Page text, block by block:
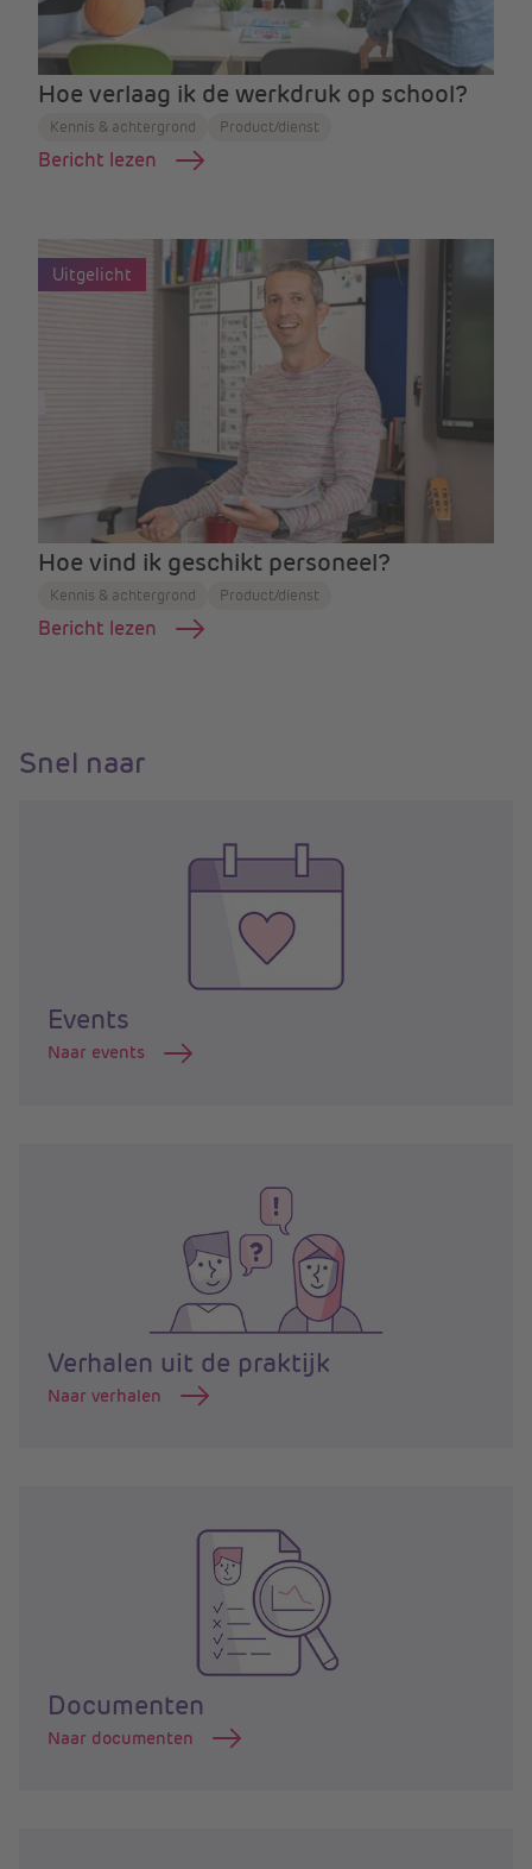
Hoe verlaag ik de werkdruk op school?
Kennis & achtergrond Product/dienst
Bericht lezen
Uitgelicht
Hoe vind ik geschikt personeel?
Kennis & achtergrond Product/dienst
Bericht lezen
Snel naar
Events
Naar events
Verhalen uit de praktijk
Naar verhalen
Documenten
Naar documenten